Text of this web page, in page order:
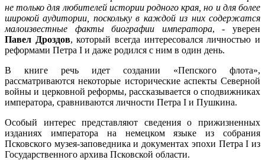
не только для любителей истории родного края, но и для более
широкой аудитории, поскольку в каждой из них содержатся
малоизвестные факты биографии императора, - уверен
Павел Дроздов, который всегда интересовался личностью и
реформами Петра I и даже родился с ним в один день.
В книге речь идет создании «Пепского флота»,
рассматриваются некоторые исторические аспекты Северной
войны и церковной реформы, рассказывается о сподвижниках
императора, сравниваются личности Петра I и Пушкина.
Особый интерес представляют сведения о прижизненных
изданиях императора на немецком языке из собрания
Псковского музея-заповедника и документах эпохи Петра I из
Государственного архива Псковской области.